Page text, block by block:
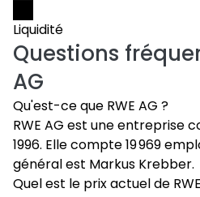
Liquidité
Questions
AG
Qu'est-ce que RWE AG ?
RWE AG est une entreprise
1996. Elle compte 19 969
général est Markus Krebber.
Quel est le prix actuel de